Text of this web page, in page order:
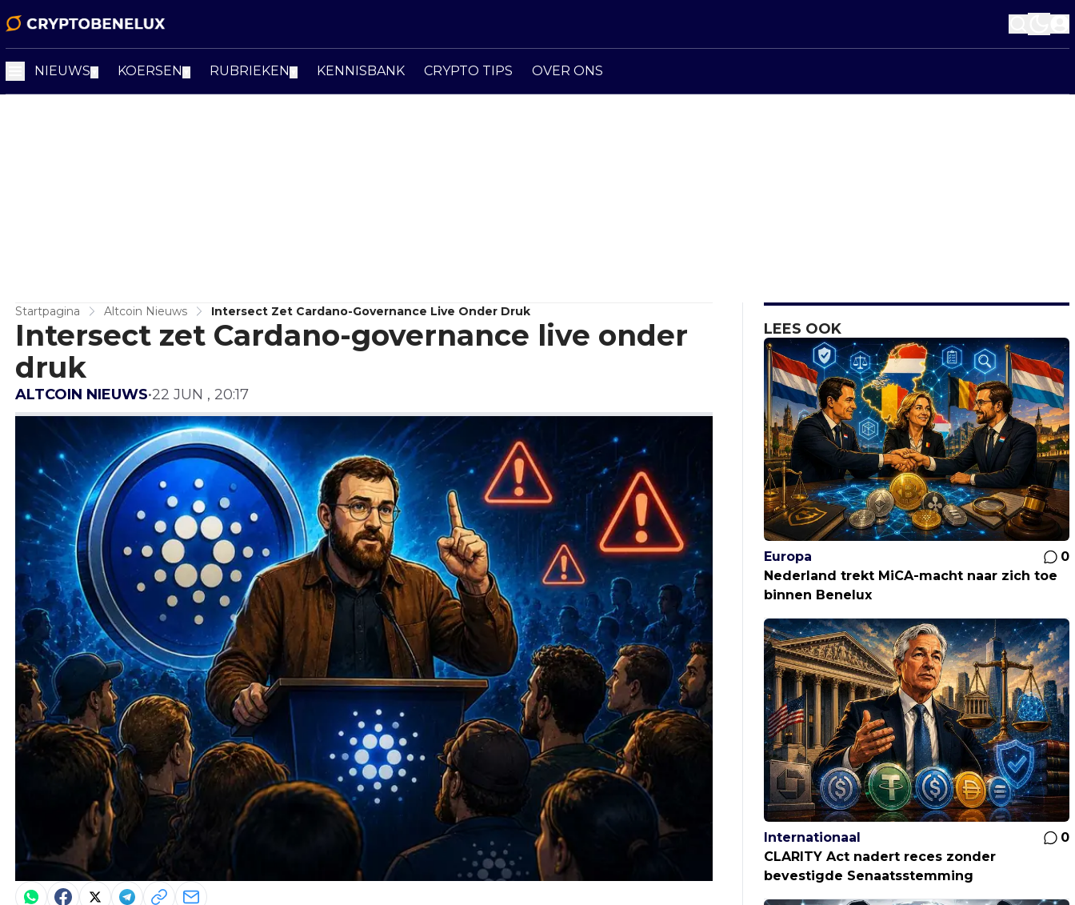
NIEUWS KOERSEN RUBRIEKEN KENNISBANK CRYPTO TIPS OVER ONS
Startpagina Altcoin Nieuws Intersect Zet Cardano-Governance Live Onder Druk
Intersect zet Cardano-governance live onder
druk
ALTCOIN NIEUWS•22 JUN , 20:17
LEES OOK
Europa
0
Nederland trekt MiCA-macht naar zich toe
binnen Benelux
Internationaal
0
CLARITY Act nadert reces zonder
bevestigde Senaatsstemming